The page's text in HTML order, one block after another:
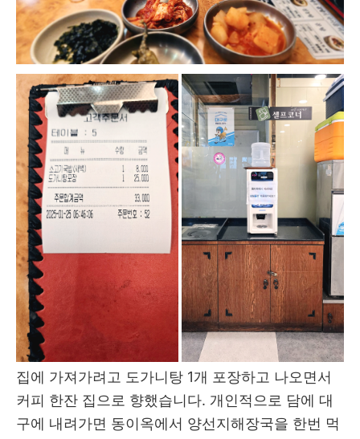
집에 가져가려고 도가니탕 1개 포장하고 나오면서
커피 한잔 집으로 향했습니다. 개인적으로 담에 대
구에 내려가면 동이옥에서 양선지해장국을 한번 먹